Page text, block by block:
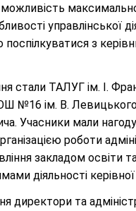
управлінської
з
стали ТАЛУГ ім. І.
№16 ім. В.
Учасники мали нагоду
роботи
закладом освіти
діяльності
директори та